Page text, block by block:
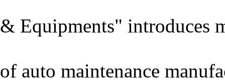
& Equipments" introduces
of auto maintenance